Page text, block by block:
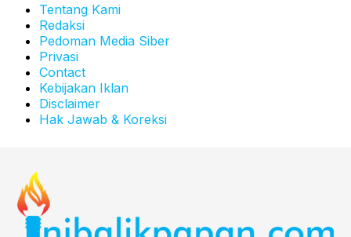
Tentang Kami
Redaksi
Pedoman Media Siber
Privasi
Contact
Kebijakan Iklan
Disclaimer
Hak Jawab & Koreksi